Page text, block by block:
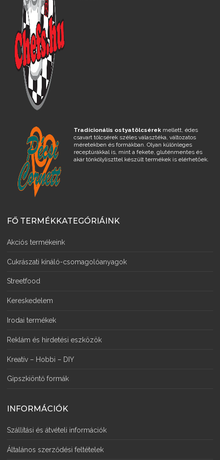
Tradícionális ostyatölcsérekmellett, édes
csavart tölcsérek széles választéka, változatos
méretekben és formákban. Olyan különleges
receptúrákkal is, mint a fekete, gluténmentes és
akár tönkölyliszttel készült termékek is elérhetőek.
FŐ TERMÉKKATEGÓRIÁINK
Akciós termékeink
Cukrászati kínáló-csomagolóanyagok
Streetfood
Kereskedelem
Irodai termékek
Reklám és hirdetési eszközök
Kreatív – Hobbi – DIY
Gipszkiöntő formák
INFORMÁCIÓK
Szállítási és átvételi információk
Általános szerződési feltételek